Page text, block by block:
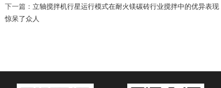
下一篇： 立轴搅拌机行星运行模式在耐火镁碳砖行业搅拌中的优异表现
惊呆了众人